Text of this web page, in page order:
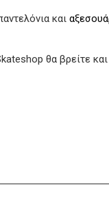
και
θα βρείτε και